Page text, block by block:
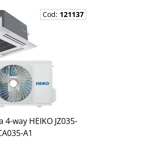
Cod: 121137
way HEIKO JZ035-
A1